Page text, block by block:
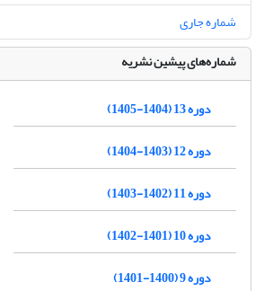
شماره جاری
شماره‌های پیشین نشریه
دوره 13 (1404-1405)
دوره 12 (1403-1404)
دوره 11 (1402-1403)
دوره 10 (1401-1402)
دوره 9 (1400-1401)